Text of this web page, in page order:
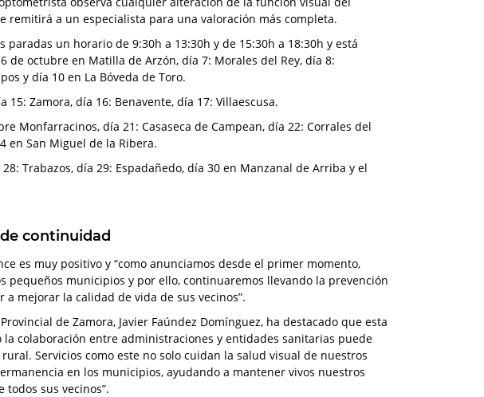
remitirá a un especialista para una valoración más completa.
un horario de 9:30h a 13:30h y de 15:30h a 18:30h y está
octubre en Matilla de Arzón, día 7: Morales del Rey, día 8:
y día 10 en La Bóveda de Toro.
Zamora, día 16: Benavente, día 17: Villaescusa.
Monfarracinos, día 21: Casaseca de Campean, día 22: Corrales del
en San Miguel de la Ribera.
Trabazos, día 29: Espadañedo, día 30 en Manzanal de Arriba y el
continuidad
es muy positivo y “como anunciamos desde el primer momento,
pequeños municipios y por ello, continuaremos llevando la prevención
mejorar la calidad de vida de sus vecinos”.
de Zamora, Javier Faúndez Domínguez, ha destacado que esta
colaboración entre administraciones y entidades sanitarias puede
Servicios como este no solo cuidan la salud visual de nuestros
en los municipios, ayudando a mantener vivos nuestros
sus vecinos”.